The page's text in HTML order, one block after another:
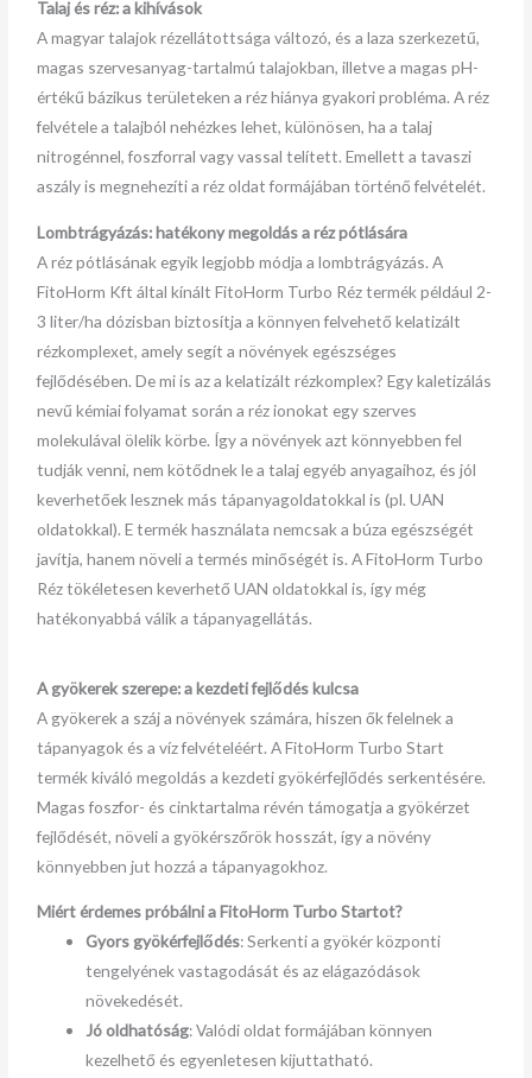
Talaj és réz: a kihívások
A magyar talajok rézellátottsága változó, és a laza szerkezetű,
magas szervesanyag-tartalmú talajokban, illetve a magas pH-
értékű bázikus területeken a réz hiánya gyakori probléma. A réz
felvétele a talajból nehézkes lehet, különösen, ha a talaj
nitrogénnel, foszforral vagy vassal telített. Emellett a tavaszi
aszály is megnehezíti a réz oldat formájában történő felvételét.
Lombtrágyázás: hatékony megoldás a réz pótlására
A réz pótlásának egyik legjobb módja a lombtrágyázás. A
FitoHorm Kft által kínált FitoHorm Turbo Réz termék például 2-
3 liter/ha dózisban biztosítja a könnyen felvehető kelatizált
rézkomplexet, amely segít a növények egészséges
fejlődésében. De mi is az a kelatizált rézkomplex? Egy kaletizálás
nevű kémiai folyamat során a réz ionokat egy szerves
molekulával ölelik körbe. Így a növények azt könnyebben fel
tudják venni, nem kötődnek le a talaj egyéb anyagaihoz, és jól
keverhetőek lesznek más tápanyagoldatokkal is (pl. UAN
oldatokkal). E termék használata nemcsak a búza egészségét
javítja, hanem növeli a termés minőségét is. A FitoHorm Turbo
Réz tökéletesen keverhető UAN oldatokkal is, így még
hatékonyabbá válik a tápanyagellátás.
A gyökerek szerepe: a kezdeti fejlődés kulcsa
A gyökerek a száj a növények számára, hiszen ők felelnek a
tápanyagok és a víz felvételéért. A FitoHorm Turbo Start
termék kiváló megoldás a kezdeti gyökérfejlődés serkentésére.
Magas foszfor- és cinktartalma révén támogatja a gyökérzet
fejlődését, növeli a gyökérszőrök hosszát, így a növény
könnyebben jut hozzá a tápanyagokhoz.
Miért érdemes próbálni a FitoHorm Turbo Startot?
Gyors gyökérfejlődés: Serkenti a gyökér központi
tengelyének vastagodását és az elágazódások
növekedését.
Jó oldhatóság: Valódi oldat formájában könnyen
kezelhető és egyenletesen kijuttatható.